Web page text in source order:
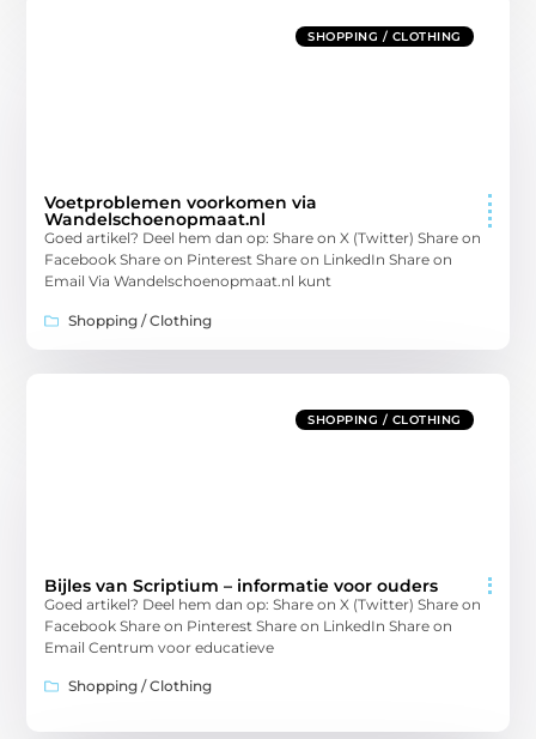
SHOPPING / CLOTHING
Voetproblemen voorkomen via
Wandelschoenopmaat.nl
Goed artikel? Deel hem dan op: Share on X (Twitter) Share on
Facebook Share on Pinterest Share on LinkedIn Share on
Email Via Wandelschoenopmaat.nl kunt
Shopping / Clothing
SHOPPING / CLOTHING
Bijles van Scriptium – informatie voor ouders
Goed artikel? Deel hem dan op: Share on X (Twitter) Share on
Facebook Share on Pinterest Share on LinkedIn Share on
Email Centrum voor educatieve
Shopping / Clothing